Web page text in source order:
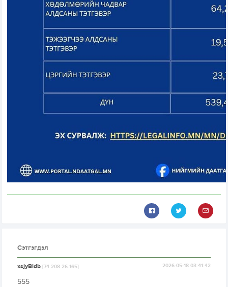
Сэтгэгдэл
xsjyBldb[74.208.26.165] 2026-05-18 03:41:42
555